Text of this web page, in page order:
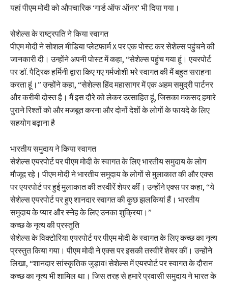
यहां पीएम मोदी को औपचारिक ‘गार्ड ऑफ ऑनर’ भी दिया गया।
सेशेल्स के राष्ट्रपति ने किया स्वागत
पीएम मोदी ने सोशल मीडिया प्लेटफार्म X पर एक पोस्ट कर सेशेल्स पहुंचने की
जानकारी दी। उन्होंने अपनी पोस्ट में कहा, “सेशेल्स पहुंच गया हूं। एयरपोर्ट
पर डॉ. पैट्रिक हर्मिनी द्वारा किए गए गर्मजोशी भरे स्वागत की मैं बहुत सराहना
करता हूं।” उन्होंने कहा, “सेशेल्स हिंद महासागर में एक अहम समुद्री पार्टनर
और करीबी दोस्त है। मैं इस दौरे को लेकर उत्साहित हूं, जिसका मकसद हमारे
पुराने रिश्तों को और मजबूत करना और दोनों देशों के लोगों के फायदे के लिए
सहयोग बढ़ाना है
भारतीय समुदाय ने किया स्वागत
सेशेल्स एयरपोर्ट पर पीएम मोदी के स्वागत के लिए भारतीय समुदाय के लोग
मौजूद रहे। पीएम मोदी ने भारतीय समुदाय के लोगों से मुलाकात की और एक्स
पर एयरपोर्ट पर हुई मुलाकात की तस्वीरें शेयर कीं। उन्होंने एक्स पर कहा, “ये
सेशेल्स एयरपोर्ट पर हुए शानदार स्वागत की कुछ झलकियां हैं। भारतीय
समुदाय के प्यार और स्नेह के लिए उनका शुक्रिया।”
कच्छ के नृत्य की प्रस्तुति
सेशेल्स के विक्टोरिया एयरपोर्ट पर पीएम मोदी के स्वागत के लिए कच्छ का नृत्य
प्रस्तुत किया गया। पीएम मोदी ने एक्स पर इसकी तस्वीरें शेयर कीं। उन्होंने
लिखा, “शानदार सांस्कृतिक जुड़ाव! सेशेल्स में एयरपोर्ट पर स्वागत के दौरान
कच्छ का नृत्य भी शामिल था। जिस तरह से हमारे प्रवासी समुदाय ने भारत के